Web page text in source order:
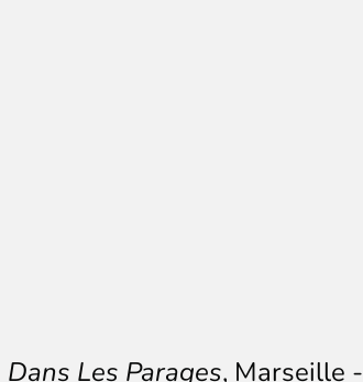
Dans Les Parages, Marseille -